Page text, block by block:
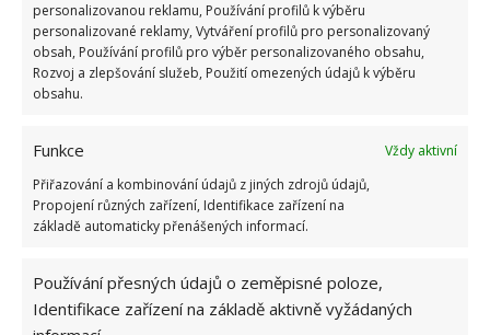
personalizovanou reklamu, Používání profilů k výběru
personalizované reklamy, Vytváření profilů pro personalizovaný
obsah, Používání profilů pro výběr personalizovaného obsahu,
Rozvoj a zlepšování služeb, Použití omezených údajů k výběru
obsahu.
Funkce
Vždy aktivní
Přiřazování a kombinování údajů z jiných zdrojů údajů,
Propojení různých zařízení, Identifikace zařízení na
základě automaticky přenášených informací.
Používání přesných údajů o zeměpisné poloze,
Identifikace zařízení na základě aktivně vyžádaných
8.8.2026
Díky vhodné přípravě nebudou letní horka
Okurky a kopr se perfektně doplňují na zahradě
i při nakládání. Díky tomuto postupu chutnají